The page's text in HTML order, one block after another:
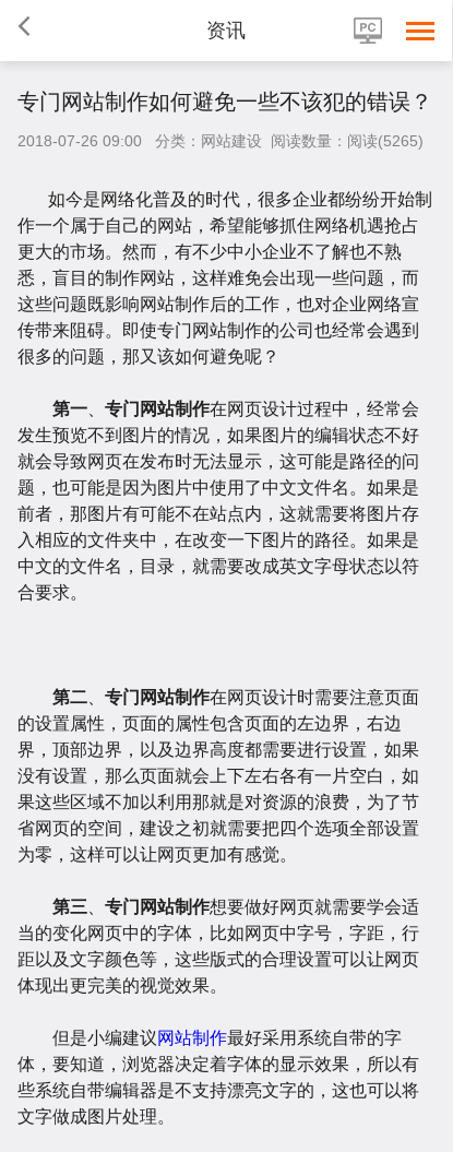
资讯
专门网站制作如何避免一些不该犯的错误？
2018-07-26 09:00 分类：网站建设 阅读数量：阅读(5265)
如今是网络化普及的时代，很多企业都纷纷开始制
作一个属于自己的网站，希望能够抓住网络机遇抢占
更大的市场。然而，有不少中小企业不了解也不熟
悉，盲目的制作网站，这样难免会出现一些问题，而
这些问题既影响网站制作后的工作，也对企业网络宣
传带来阻碍。即使专门网站制作的公司也经常会遇到
很多的问题，那又该如何避免呢？
第一、 专门网站制作在网页设计过程中，经常会
发生预览不到图片的情况，如果图片的编辑状态不好
就会导致网页在发布时无法显示，这可能是路径的问
题，也可能是因为图片中使用了中文文件名。如果是
前者，那图片有可能不在站点内，这就需要将图片存
入相应的文件夹中，在改变一下图片的路径。如果是
中文的文件名，目录，就需要改成英文字母状态以符
合要求。
第二、 专门网站制作在网页设计时需要注意页面
的设置属性，页面的属性包含页面的左边界，右边
界，顶部边界，以及边界高度都需要进行设置，如果
没有设置，那么页面就会上下左右各有一片空白，如
果这些区域不加以利用那就是对资源的浪费，为了节
省网页的空间，建设之初就需要把四个选项全部设置
为零，这样可以让网页更加有感觉。
第三 专门网站制作想要做好网页就需要学会适
当的变化网页中的字体，比如网页中字号，字距，行
距以及文字颜色等，这些版式的合理设置可以让网页
体现出更完美的视觉效果。
但是小编建议网站制作最好采用系统自带的字
体，要知道，浏览器决定着字体的显示效果，所以有
些系统自带编辑器是不支持漂亮文字的，这也可以将
文字做成图片处理。